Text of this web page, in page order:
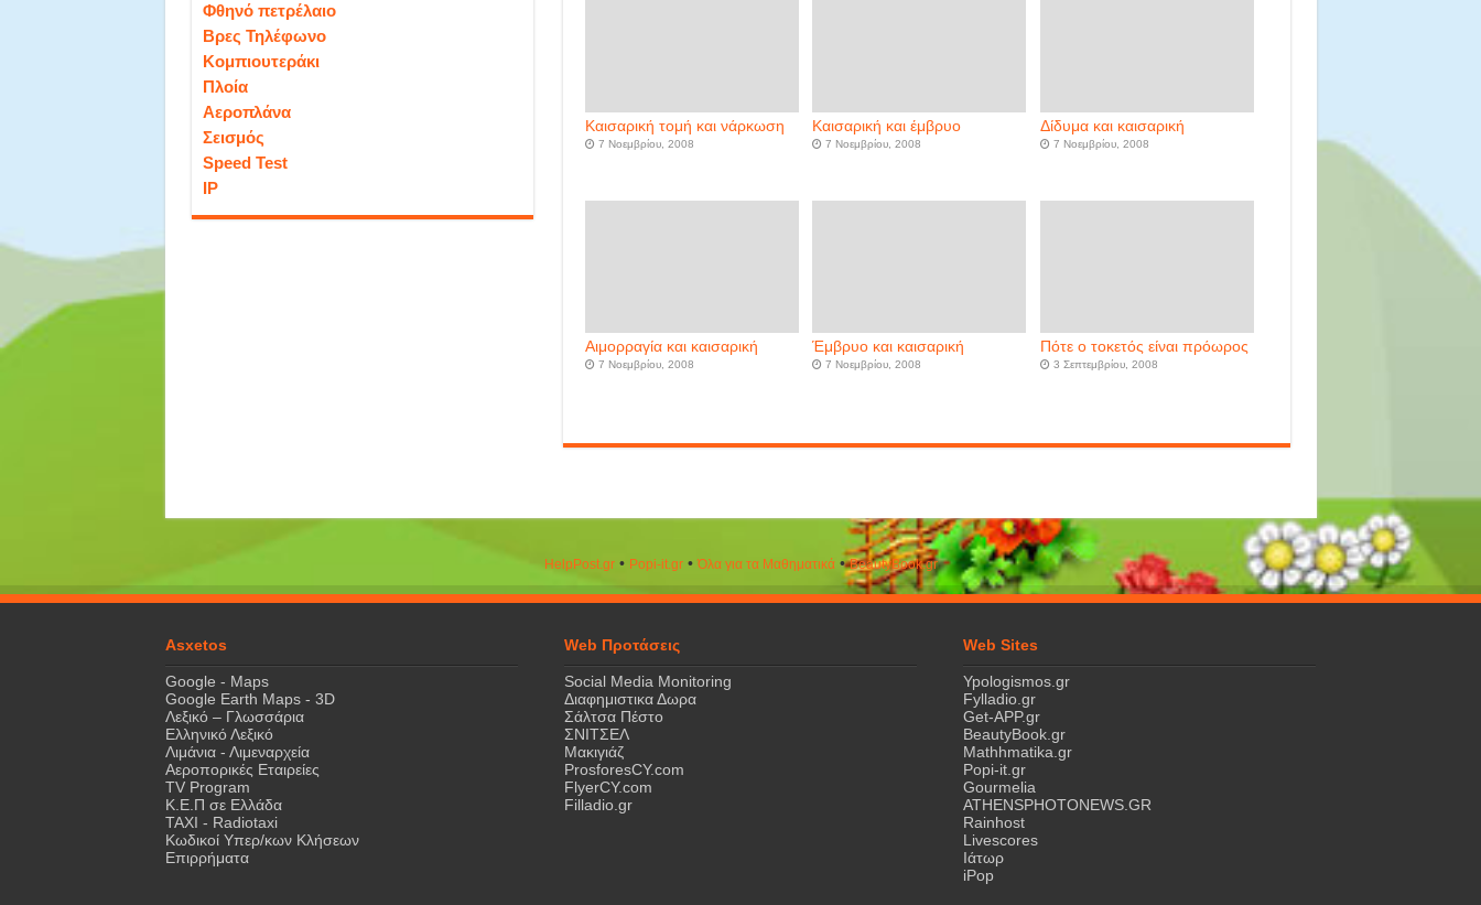
Καισαρική τομή και νάρκωση
7 Νοεμβρίου, 2008
Καισαρική και έμβρυο
7 Νοεμβρίου, 2008
Δίδυμα και καισαρική
7 Νοεμβρίου, 2008
Αιμορραγία και καισαρική
7 Νοεμβρίου, 2008
Έμβρυο και καισαρική
7 Νοεμβρίου, 2008
Πότε ο τοκετός είναι πρόωρος
3 Σεπτεμβρίου, 2008
Φθηνό πετρέλαιο
Βρες Τηλέφωνο
Κομπιουτεράκι
Πλοία
Αεροπλάνα
Σεισμός
Speed Test
IP
HelpPost.gr• Popi-it.gr•Όλα για τα Μαθηματικά•ΒeautyΒook.gr
Asxetos
Google - Maps
Google Earth Maps - 3D
Λεξικό – Γλωσσάρια
Ελληνικό Λεξικό
Λιμάνια - Λιμεναρχεία
Αεροπορικές Εταιρείες
TV Program
Κ.Ε.Π σε Ελλάδα
ΤΑΧΙ - Radiotaxi
Κωδικοί Υπερ/κων Κλήσεων
Επιρρήματα
Web Προτάσεις
Social Media Monitoring
Διαφημιστικα Δωρα
Σάλτσα Πέστο
ΣΝΙΤΣΕΛ
Μακιγιάζ
ProsforesCY.com
FlyerCY.com
Filladio.gr
Web Sites
Ypologismos.gr
Fylladio.gr
Get-APP.gr
BeautyBook.gr
Mathhmatika.gr
Popi-it.gr
Gourmelia
ATHENSPHOTONEWS.GR
Rainhost
Livescores
Ιάτωρ
iPop